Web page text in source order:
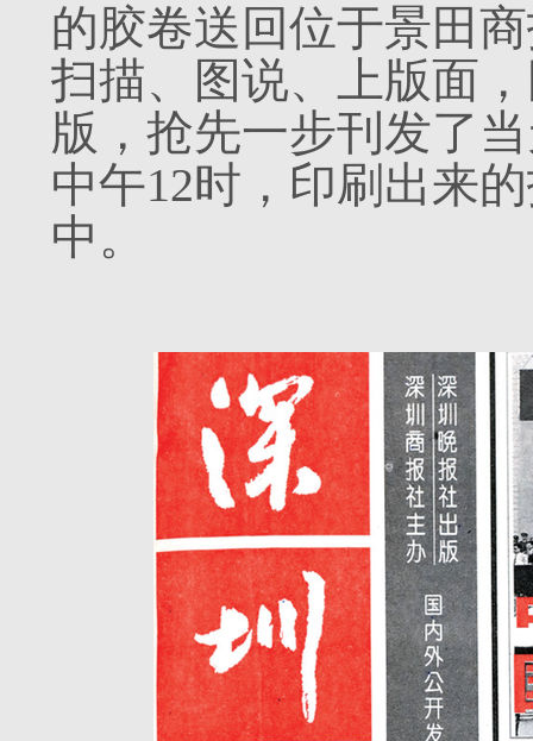
的胶卷送回位于景田
扫描、图说、上版面
版，抢先一步刊发了
中午12时，印刷出来
中。